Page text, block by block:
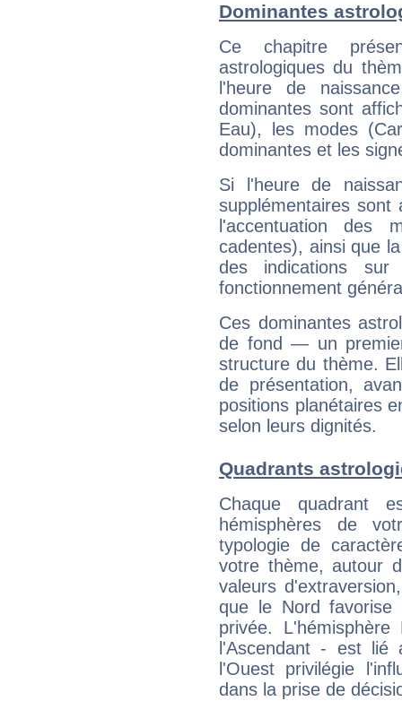
Dominantes
Ce chapitre
astrologiques du
l'heure de
dominantes sont
Eau), les modes
dominantes et les
Si l'heure de
supplémentaires sont
l'accentuation des
cadentes), ainsi que
des indications sur
fonctionnement
Ces dominantes
de fond — un
structure du thème.
de présentation,
positions planétaires
selon leurs dignités.
Quadrants
Chaque quadrant
hémisphères de
typologie de
votre thème, autour
valeurs
que le Nord favorise
privée.
l'Ascendant - est
l'Ouest privilégie
dans la prise de